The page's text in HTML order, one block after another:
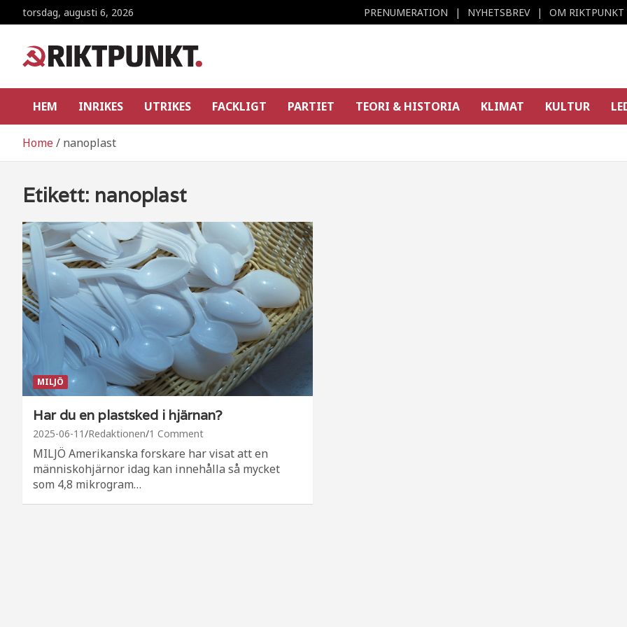
to
torsdag, augusti 6, 2026 PRENUMERATION NYHETSBREV OM RIKTPUNKT
RiktpunKt.nu
HEM INRIKES UTRIKES FACKLIGT PARTIET TEORI & HISTORIA KLIMAT KULTUR
Home nanoplast
Etikett: nanoplast
MILJÖ
Har du en plastsked i hjärnan?
2025-06-11 Redaktionen 1 Comment
MILJÖ Amerikanska forskare har visat att en
människohjärnor idag kan innehålla så mycket
som 4,8 mikrogram…